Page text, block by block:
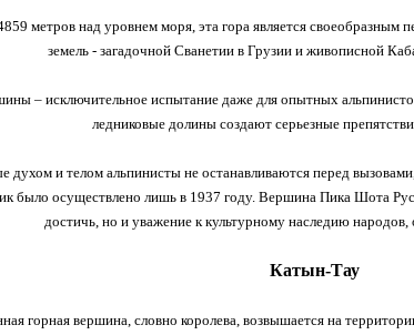
метров над уровнем моря, эта гора является своеобразным
земель - загадочной Сванетии в Грузии и живописной
– исключительное испытание даже для опытных
ледниковые долины создают серьезные
духом и телом альпинисты не останавливаются перед
было осуществлено лишь в 1937 году. Вершина Пика Шота
достичь, но и уважение к культурному наследию
Катын-Тау
горная вершина, словно королева, возвышается на